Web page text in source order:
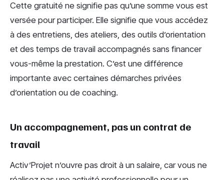
Cette gratuité ne signifie pas qu’une somme vous est
versée pour participer. Elle signifie que vous accédez
à des entretiens, des ateliers, des outils d’orientation
et des temps de travail accompagnés sans financer
vous-même la prestation. C’est une différence
importante avec certaines démarches privées
d’orientation ou de coaching.
Un accompagnement, pas un contrat de
travail
Activ’Projet n’ouvre pas droit à un salaire, car vous ne